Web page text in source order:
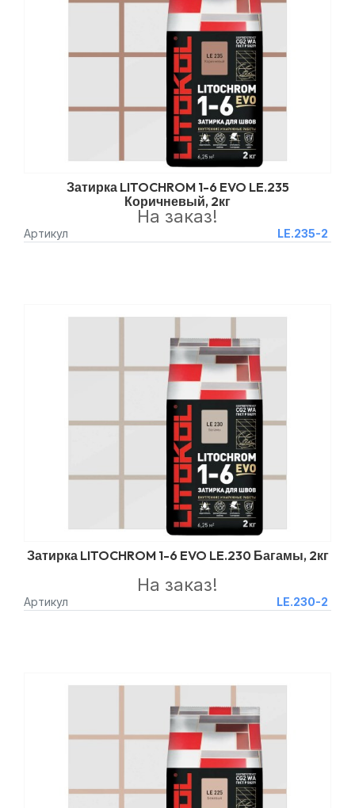
Затирка LITOCHROM 1-6 EVO LE.235
Коричневый, 2кг
Артикул LE.235-2
На заказ!
Затирка LITOCHROM 1-6 EVO LE.230 Багамы, 2кг
Артикул LE.230-2
На заказ!